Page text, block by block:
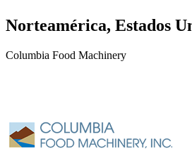
Norteamérica, Estados
Columbia Food Machinery